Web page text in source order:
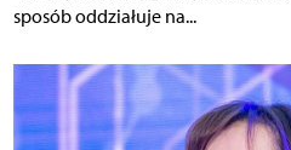
sposób oddziałuje na...